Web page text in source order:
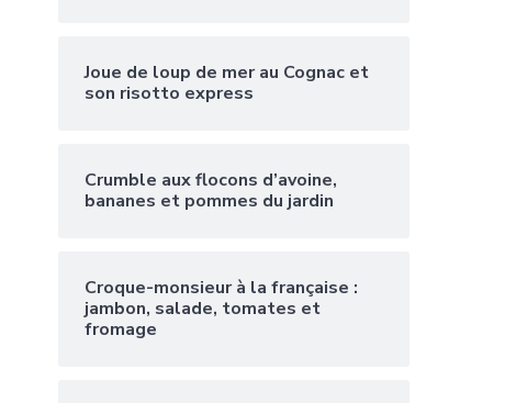
Joue de loup de mer au Cognac et
son risotto express
Crumble aux flocons d’avoine,
bananes et pommes du jardin
Croque-monsieur à la française :
jambon, salade, tomates et
fromage